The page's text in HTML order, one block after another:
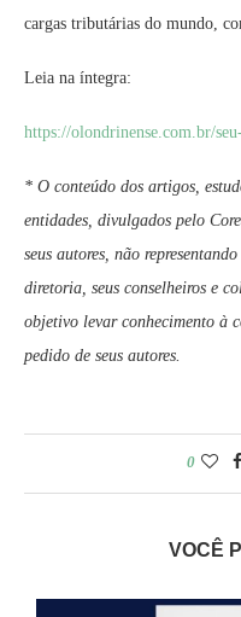
cargas tributárias do mundo,
Leia na íntegra:
https://olondrinense.com.br/
* O conteúdo dos artigos,
entidades, divulgados pelo
seus autores, não
diretoria, seus conselheiros e
objetivo levar conhecimento à
pedido de seus autores.
0
VOCÊ